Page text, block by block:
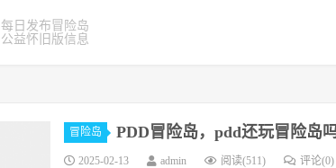
每日发布冒险岛
公益怀旧版信息
冒险岛 PDD冒险岛，pdd还玩冒险岛
2025-02-13 admin 阅读(511) 评论(0)